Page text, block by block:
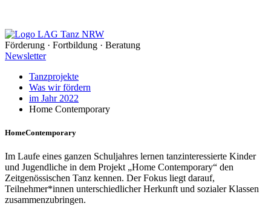
Förderung · Fortbildung · Beratung
Newsletter
Tanzprojekte
Was wir fördern
im Jahr 2022
Home Contemporary
Home­Contemporary
Im Laufe eines ganzen Schuljahres lernen tanzinteressierte Kinder
und Jugendliche in dem Projekt „Home Contemporary“ den
Zeitgenössischen Tanz kennen. Der Fokus liegt darauf,
Teilnehmer*innen unterschiedlicher Herkunft und sozialer Klassen
zusammenzubringen.